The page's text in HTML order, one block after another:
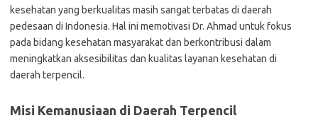
kesehatan yang berkualitas masih sangat terbatas di daerah
pedesaan di Indonesia. Hal ini memotivasi Dr. Ahmad untuk fokus
pada bidang kesehatan masyarakat dan berkontribusi dalam
meningkatkan aksesibilitas dan kualitas layanan kesehatan di
daerah terpencil.
Misi Kemanusiaan di Daerah Terpencil